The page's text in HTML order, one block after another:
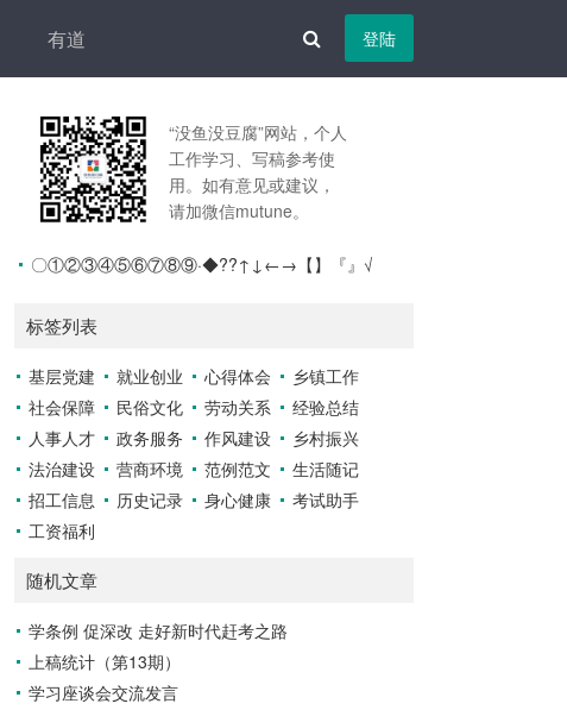
有道 登陆
“没鱼没豆腐”网站，个人
工作学习、写稿参考使
用。如有意见或建议，
请加微信mutune。
〇①②③④⑤⑥⑦⑧⑨·◆??↑↓←→【】『』√
标签列表
基层党建 就业创业 心得体会
乡镇工作
社会保障
民俗文化 劳动关系
经验总结
人事人才
政务服务 作风建设
乡村振兴
法治建设
营商环境 范例范文
生活随记
招工信息
历史记录 身心健康
考试助手
工资福利
随机文章
学条例 促深改 走好新时代赶考之路
上稿统计（第13期）
学习座谈会交流发言